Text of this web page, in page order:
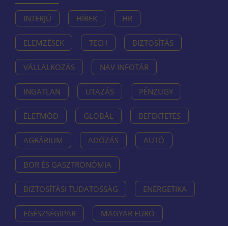
INTERJÚ HÍREK HR
ELEMZÉSEK TECH BIZTOSÍTÁS
VÁLLALKOZÁS NAV INFOTÁR
INGATLAN UTAZÁS PÉNZÜGY
ÉLETMÓD GLOBÁL BEFEKTETÉS
AGRÁRIUM ADÓZÁS AUTÓ
BOR ÉS GASZTRONÓMIA
BIZTOSÍTÁSI TUDATOSSÁG ENERGETIKA
EGÉSZSÉGIPAR MAGYAR EURÓ